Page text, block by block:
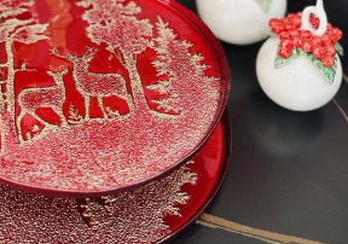
service, Envato helps creatives
like you get projects done
faster.
About Envato